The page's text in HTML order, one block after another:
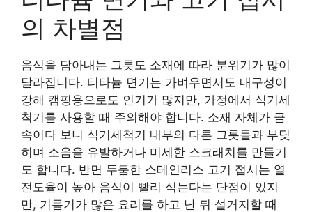
의 차별점
음식을 담아내는 그릇도 소재에 따라 분위기가 많이
달라집니다. 티타늄 면기는 가벼우면서도 내구성이
강해 캠핑용으로도 인기가 많지만, 가정에서 식기세
척기를 사용할 때 주의해야 합니다. 소재 자체가 금
속이다 보니 식기세척기 내부의 다른 그릇들과 부딪
히며 소음을 유발하거나 미세한 스크래치를 만들기
도 합니다. 반면 두툼한 스테인리스 고기 접시는 열
전도율이 높아 음식이 빨리 식는다는 단점이 있지
만, 기름기가 많은 요리를 하고 난 뒤 설거지할 때